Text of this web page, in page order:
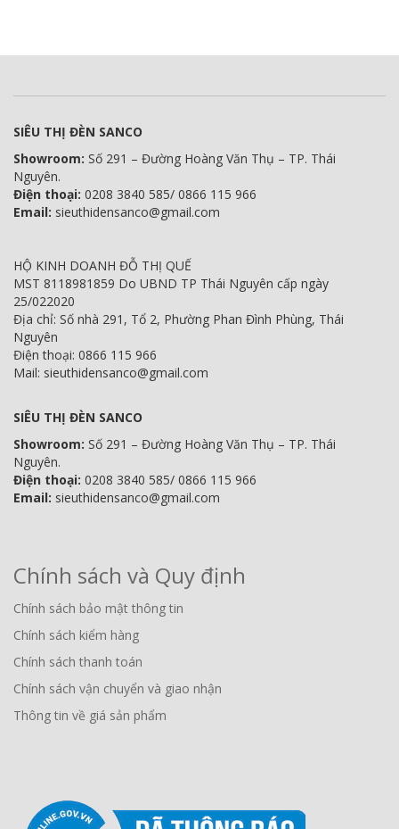
SIÊU THỊ ĐÈN SANCO
Showroom: Số 291 – Đường Hoàng Văn Thụ – TP. Thái
Nguyên.
Điện thoại: 0208 3840 585/ 0866 115 966
Email: sieuthidensanco@gmail.com
HỘ KINH DOANH ĐỖ THỊ QUẾ
MST 8118981859 Do UBND TP Thái Nguyên cấp ngày
25/022020
Địa chỉ: Số nhà 291, Tổ 2, Phường Phan Đình Phùng, Thái
Nguyên
Điện thoại: 0866 115 966
Mail: sieuthidensanco@gmail.com
SIÊU THỊ ĐÈN SANCO
Showroom: Số 291 – Đường Hoàng Văn Thụ – TP. Thái
Nguyên.
Điện thoại: 0208 3840 585/ 0866 115 966
Email: sieuthidensanco@gmail.com
Chính sách và Quy định
Chính sách bảo mật thông tin
Chính sách kiểm hàng
Chính sách thanh toán
Chính sách vận chuyển và giao nhận
Thông tin về giá sản phẩm